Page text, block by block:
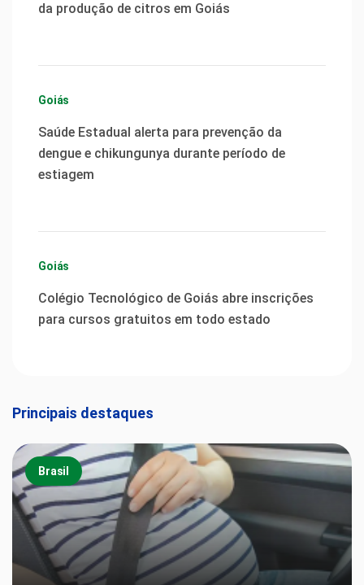
da produção de citros em Goiás
Goiás
Saúde Estadual alerta para prevenção da
dengue e chikungunya durante período de
estiagem
Goiás
Colégio Tecnológico de Goiás abre inscrições
para cursos gratuitos em todo estado
Principais destaques
Brasil